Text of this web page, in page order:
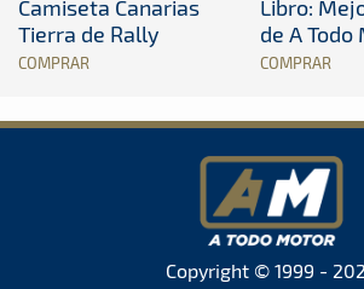
Camiseta Canarias
Tierra de Rally
COMPRAR
Libro:
de A
COMPRAR
Copyright © 1999 -